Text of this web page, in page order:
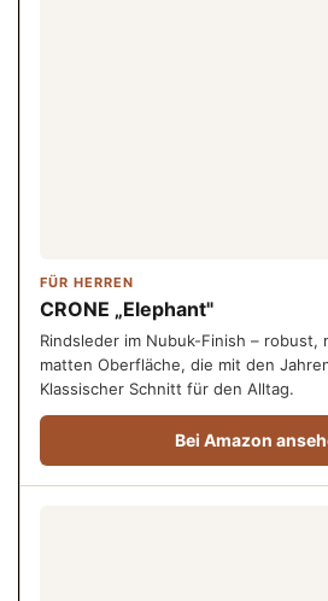
FÜR HERREN
CRONE „Elephant"
Rindsleder im Nubuk-Finish – robust,
matten Oberfläche, die mit den
Klassischer Schnitt für den Alltag.
Bei Amazon